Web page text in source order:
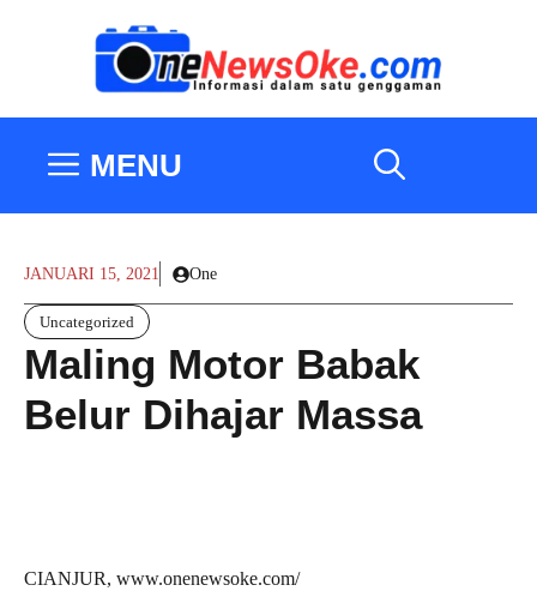
MENU
JANUARI 15, 2021 One
Uncategorized
Maling Motor Babak
Belur Dihajar Massa
CIANJUR, www.onenewsoke.com/